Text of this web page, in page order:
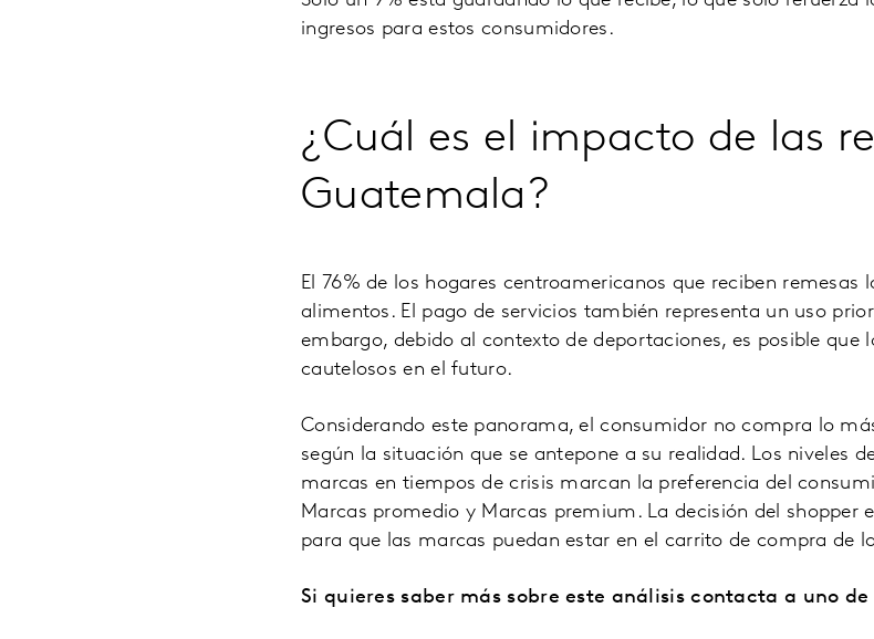
ingresos para estos consumidores.
¿Cuál es el impacto de las
Guatemala?
El 76% de los hogares centroamericanos que reciben remesas
alimentos. El pago de servicios también representa un uso
embargo, debido al contexto de deportaciones, es posible que
cautelosos en el futuro.
Considerando este panorama, el consumidor no compra lo
según la situación que se antepone a su realidad. Los niveles
marcas en tiempos de crisis marcan la preferencia del
Marcas promedio y Marcas premium. La decisión del shopper
para que las marcas puedan estar en el carrito de compra de
Si quieres saber más sobre este análisis contacta a uno